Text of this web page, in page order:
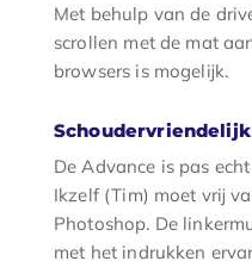
Met behulp van de
scrollen met de mat
browsers is mogelijk.
Schoudervriendelijk
De Advance is pas
Ikzelf (Tim) moet vrij
Photoshop. De
met het indrukken